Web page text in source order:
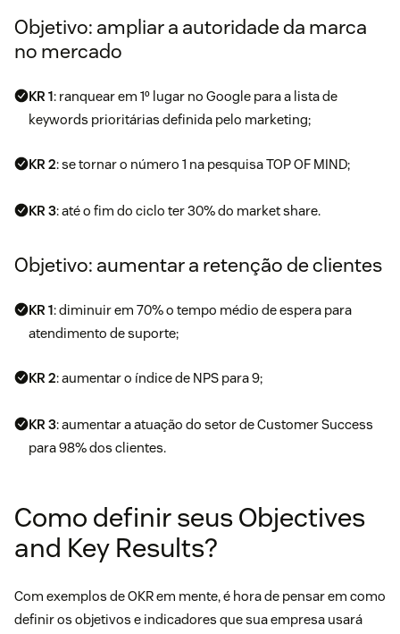
Objetivo: ampliar a autoridade da marca
no mercado
KR 1: ranquear em 1º lugar no Google para a lista de
keywords prioritárias definida pelo marketing;
KR 2: se tornar o número 1 na pesquisa TOP OF MIND;
KR 3: até o fim do ciclo ter 30% do market share.
Objetivo: aumentar a retenção de clientes
KR 1: diminuir em 70% o tempo médio de espera para
atendimento de suporte;
KR 2: aumentar o índice de NPS para 9;
KR 3: aumentar a atuação do setor de Customer Success
para 98% dos clientes.
Como definir seus Objectives
and Key Results?
Com exemplos de OKR em mente, é hora de pensar em como
definir os objetivos e indicadores que sua empresa usará